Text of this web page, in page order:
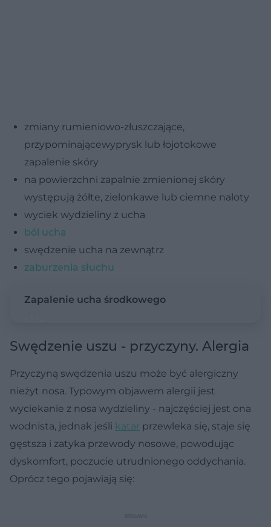
zmiany rumieniowo-złuszczające,
przypominającewyprysk lub łojotokowe
zapalenie skóry
na powierzchni zapalnie zmienionej skóry
występują żółte, zielonkawe lub ciemne naloty
wyciek wydzieliny z ucha
ból ucha
swędzenie ucha na zewnątrz
zaburzenia słuchu
Zapalenie ucha środkowego
Swędzenie uszu - przyczyny. Alergia
Przyczyną swędzenia uszu może być alergiczny
nieżyt nosa. Typowym objawem alergii jest
wyciekanie z nosa wydzieliny - najczęściej jest ona
wodnista, jednak jeśli katar przewleka się, staje się
gęstsza i zatyka przewody nosowe, powodując
dyskomfort, poczucie utrudnionego oddychania.
Oprócz tego pojawiają się: